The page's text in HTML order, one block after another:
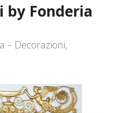
by Fonderia
– Decorazioni,